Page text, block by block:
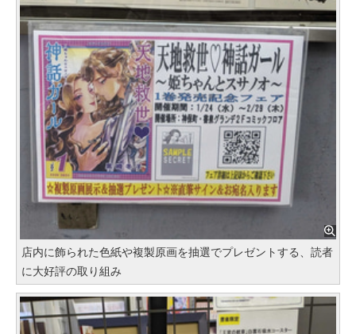
店内に飾られた色紙や複製原画を抽選でプレゼントする、読者
に大好評の取り組み